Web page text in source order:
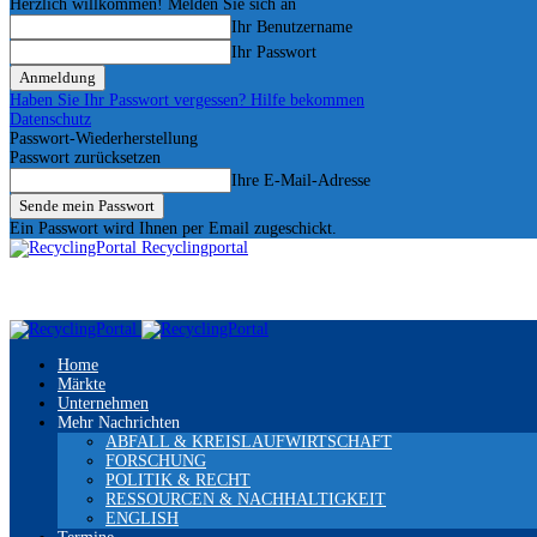
Herzlich willkommen! Melden Sie sich an
Ihr Benutzername
Ihr Passwort
Haben Sie Ihr Passwort vergessen? Hilfe bekommen
Datenschutz
Passwort-Wiederherstellung
Passwort zurücksetzen
Ihre E-Mail-Adresse
Ein Passwort wird Ihnen per Email zugeschickt.
Recyclingportal
Home
Märkte
Unternehmen
Mehr Nachrichten
ABFALL & KREISLAUFWIRTSCHAFT
FORSCHUNG
POLITIK & RECHT
RESSOURCEN & NACHHALTIGKEIT
ENGLISH